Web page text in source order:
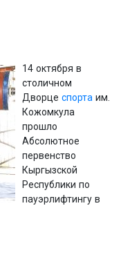
14 октября в
столичном
Дворцеспорта им.
Кожомкула
прошло
Абсолютное
первенство
Кыргызской
Республики по
пауэрлифтингу в